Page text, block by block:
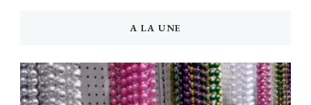
A LA UNE